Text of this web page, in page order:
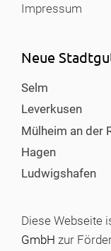
Impressum
Neue
Selm
Leverkusen
Mülheim an der
Hagen
Ludwigshafen
Diese Webseite
GmbH zur